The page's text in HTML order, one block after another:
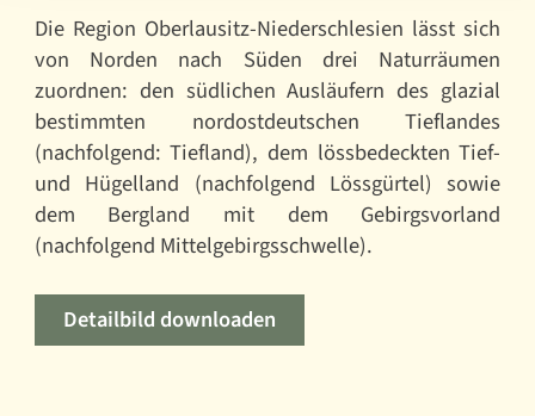
Die Region Oberlausitz-Niederschlesien lässt sich
von Norden nach Süden drei Naturräumen
zuordnen: den südlichen Ausläufern des glazial
bestimmten nordostdeutschen Tieflandes
(nachfolgend: Tiefland), dem lössbedeckten Tief-
und Hügelland (nachfolgend Lössgürtel) sowie
dem Bergland mit dem Gebirgsvorland
(nachfolgend Mittelgebirgsschwelle).
Detailbild downloaden